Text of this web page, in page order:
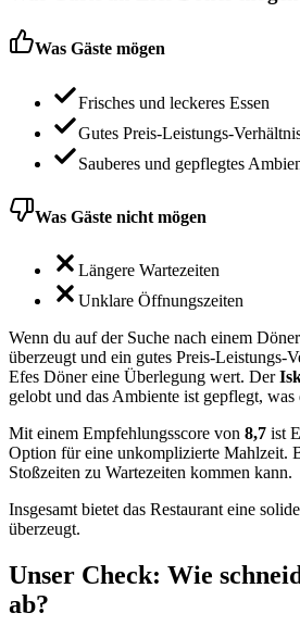
Was Gäste mögen
Frisches und leckeres Essen
Gutes Preis-Leistungs-
Sauberes und gepflegtes
Was Gäste nicht mögen
Längere Wartezeiten
Unklare Öffnungszeiten
Wenn du auf der Suche nach einem
überzeugt und ein gutes Preis-Leistungs-
Efes Döner eine Überlegung wert. Der
gelobt und das Ambiente ist gepflegt, was
Mit einem Empfehlungsscore von 8,7 ist
Option für eine unkomplizierte Mahlzeit.
Stoßzeiten zu Wartezeiten kommen kann.
Insgesamt bietet das Restaurant eine
überzeugt.
Unser Check: Wie
ab?